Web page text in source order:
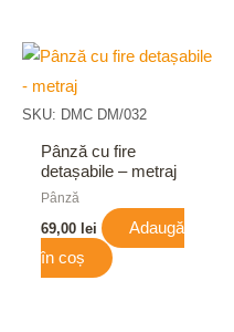
SKU: DMC DM/032
Pânză cu fire
detașabile – metraj
Pânză
69,00 lei
Adaugă
în coș